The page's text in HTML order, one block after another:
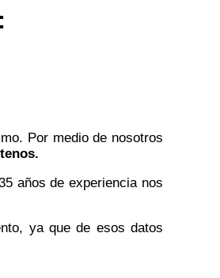
Por medio de nosotros
años de experiencia nos
ya que de esos datos